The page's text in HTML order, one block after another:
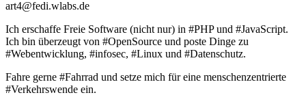
art4@fedi.wlabs.de
Ich erschaffe Freie Software (nicht nur) in #PHP und #JavaScript.
Ich bin überzeugt von #OpenSource und poste Dinge zu
#Webentwicklung, #infosec, #Linux und #Datenschutz.
Fahre gerne #Fahrrad und setze mich für eine menschenzentrierte
#Verkehrswende ein.